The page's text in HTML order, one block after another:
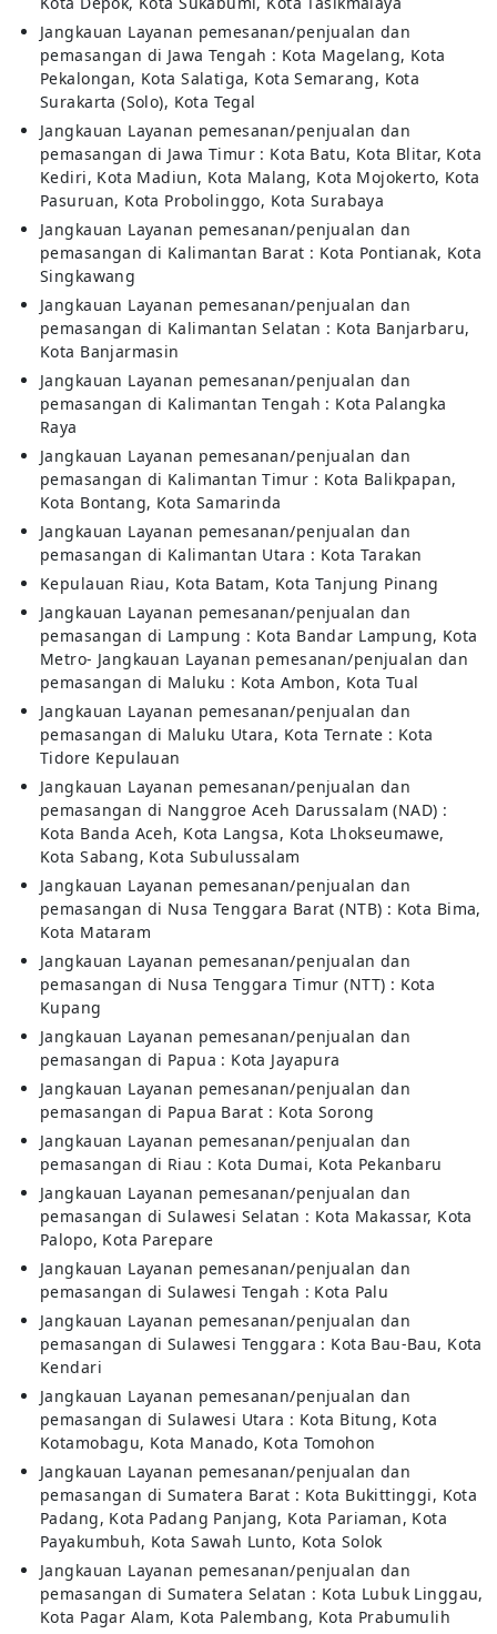
Jangkauan Layanan pemesanan/penjualan dan
pemasangan di Jawa Tengah : Kota Magelang, Kota
Pekalongan, Kota Salatiga, Kota Semarang, Kota
Surakarta (Solo), Kota Tegal
Jangkauan Layanan pemesanan/penjualan dan
pemasangan di Jawa Timur : Kota Batu, Kota Blitar, Kota
Kediri, Kota Madiun, Kota Malang, Kota Mojokerto, Kota
Pasuruan, Kota Probolinggo, Kota Surabaya
Jangkauan Layanan pemesanan/penjualan dan
pemasangan di Kalimantan Barat : Kota Pontianak, Kota
Singkawang
Jangkauan Layanan pemesanan/penjualan dan
pemasangan di Kalimantan Selatan : Kota Banjarbaru,
Kota Banjarmasin
Jangkauan Layanan pemesanan/penjualan dan
pemasangan di Kalimantan Tengah : Kota Palangka
Raya
Jangkauan Layanan pemesanan/penjualan dan
pemasangan di Kalimantan Timur : Kota Balikpapan,
Kota Bontang, Kota Samarinda
Jangkauan Layanan pemesanan/penjualan dan
pemasangan di Kalimantan Utara : Kota Tarakan
Kepulauan Riau, Kota Batam, Kota Tanjung Pinang
Jangkauan Layanan pemesanan/penjualan dan
pemasangan di Lampung : Kota Bandar Lampung, Kota
Metro- Jangkauan Layanan pemesanan/penjualan dan
pemasangan di Maluku : Kota Ambon, Kota Tual
Jangkauan Layanan pemesanan/penjualan dan
pemasangan di Maluku Utara, Kota Ternate : Kota
Tidore Kepulauan
Jangkauan Layanan pemesanan/penjualan dan
pemasangan di Nanggroe Aceh Darussalam (NAD) :
Kota Banda Aceh, Kota Langsa, Kota Lhokseumawe,
Kota Sabang, Kota Subulussalam
Jangkauan Layanan pemesanan/penjualan dan
pemasangan di Nusa Tenggara Barat (NTB) : Kota Bima,
Kota Mataram
Jangkauan Layanan pemesanan/penjualan dan
pemasangan di Nusa Tenggara Timur (NTT) : Kota
Kupang
Jangkauan Layanan pemesanan/penjualan dan
pemasangan di Papua : Kota Jayapura
Jangkauan Layanan pemesanan/penjualan dan
pemasangan di Papua Barat : Kota Sorong
Jangkauan Layanan pemesanan/penjualan dan
pemasangan di Riau : Kota Dumai, Kota Pekanbaru
Jangkauan Layanan pemesanan/penjualan dan
pemasangan di Sulawesi Selatan : Kota Makassar, Kota
Palopo, Kota Parepare
Jangkauan Layanan pemesanan/penjualan dan
pemasangan di Sulawesi Tengah : Kota Palu
Jangkauan Layanan pemesanan/penjualan dan
pemasangan di Sulawesi Tenggara : Kota Bau-Bau, Kota
Kendari
Jangkauan Layanan pemesanan/penjualan dan
pemasangan di Sulawesi Utara : Kota Bitung, Kota
Kotamobagu, Kota Manado, Kota Tomohon
Jangkauan Layanan pemesanan/penjualan dan
pemasangan di Sumatera Barat : Kota Bukittinggi, Kota
Padang, Kota Padang Panjang, Kota Pariaman, Kota
Payakumbuh, Kota Sawah Lunto, Kota Solok
Jangkauan Layanan pemesanan/penjualan dan
pemasangan di Sumatera Selatan : Kota Lubuk Linggau,
Kota Pagar Alam, Kota Palembang, Kota Prabumulih